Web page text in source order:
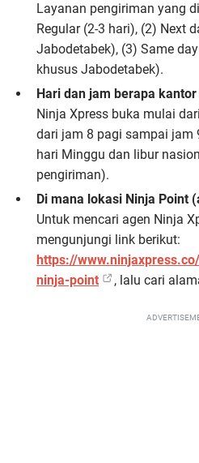
Layanan pengiriman yang
Regular (2-3 hari), (2) Next
Jabodetabek), (3) Same
khusus Jabodetabek).
Hari dan jam berapa
Ninja Xpress buka mulai
dari jam 8 pagi sampai jam
hari Minggu dan libur
pengiriman).
Di mana lokasi Ninja Point
Untuk mencari agen Ninja
mengunjungi link berikut:
https://
ninja-point
, lalu cari